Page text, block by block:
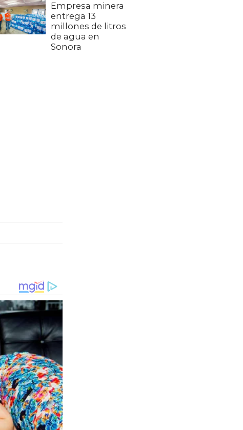
Empresa minera
entrega 13
millones de litros
de agua en
Sonora